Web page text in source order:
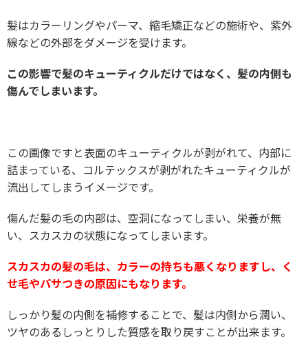
髪はカラーリングやパーマ、縮毛矯正などの施術や、紫外
線などの外部をダメージを受けます。
この影響で髪のキューティクルだけではなく、髪の内側も
傷んでしまいます。
この画像ですと表面のキューティクルが剥がれて、内部に
詰まっている、コルテックスが剥がれたキューティクルが
流出してしまうイメージです。
傷んだ髪の毛の内部は、空洞になってしまい、栄養が無
い、スカスカの状態になってしまいます。
スカスカの髪の毛は、カラーの持ちも悪くなりますし、く
せ毛やパサつきの原因にもなります。
しっかり髪の内側を補修することで、髪は内側から潤い、
ツヤのあるしっとりした質感を取り戻すことが出来ます。